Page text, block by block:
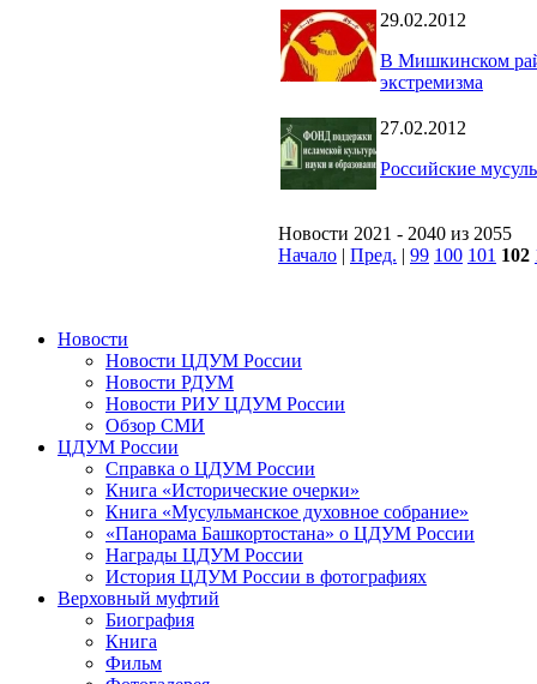
29.02.2012
В Мишкинском
экстремизма
27.02.2012
Российские
Новости 2021 - 2040 из 2055
Начало | Пред. | 99 100 101 102
Новости
Новости ЦДУМ России
Новости РДУМ
Новости РИУ ЦДУМ России
Обзор СМИ
ЦДУМ России
Справка о ЦДУМ России
Книга «Исторические очерки»
Книга «Мусульманское духовное собрание»
«Панорама Башкортостана» о ЦДУМ России
Награды ЦДУМ России
История ЦДУМ России в фотографиях
Верховный муфтий
Биография
Книга
Фильм